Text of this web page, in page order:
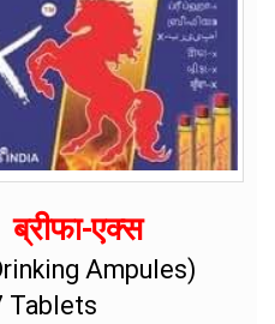
एक्स
Ampules)
Tablets